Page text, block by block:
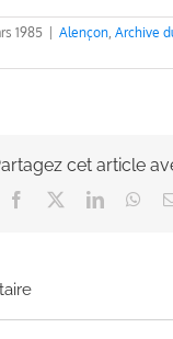
1985 Alençon, Archive
cet article
Facebook LinkedIn